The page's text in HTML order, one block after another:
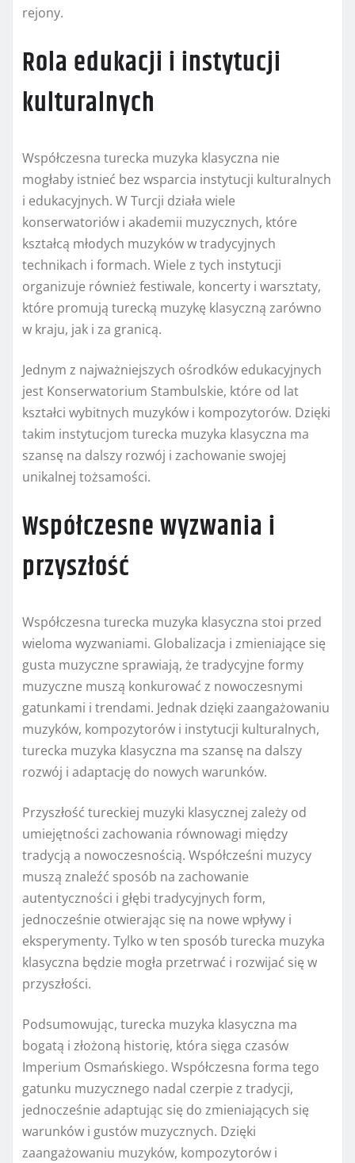
rejony.
Rola edukacji i instytucji
kulturalnych
Współczesna turecka muzyka klasyczna nie
mogłaby istnieć bez wsparcia instytucji kulturalnych
i edukacyjnych. W Turcji działa wiele
konserwatoriów i akademii muzycznych, które
kształcą młodych muzyków w tradycyjnych
technikach i formach. Wiele z tych instytucji
organizuje również festiwale, koncerty i warsztaty,
które promują turecką muzykę klasyczną zarówno
w kraju, jak i za granicą.
Jednym z najważniejszych ośrodków edukacyjnych
jest Konserwatorium Stambulskie, które od lat
kształci wybitnych muzyków i kompozytorów. Dzięki
takim instytucjom turecka muzyka klasyczna ma
szansę na dalszy rozwój i zachowanie swojej
unikalnej tożsamości.
Współczesne wyzwania i
przyszłość
Współczesna turecka muzyka klasyczna stoi przed
wieloma wyzwaniami. Globalizacja i zmieniające się
gusta muzyczne sprawiają, że tradycyjne formy
muzyczne muszą konkurować z nowoczesnymi
gatunkami i trendami. Jednak dzięki zaangażowaniu
muzyków, kompozytorów i instytucji kulturalnych,
turecka muzyka klasyczna ma szansę na dalszy
rozwój i adaptację do nowych warunków.
Przyszłość tureckiej muzyki klasycznej zależy od
umiejętności zachowania równowagi między
tradycją a nowoczesnością. Współcześni muzycy
muszą znaleźć sposób na zachowanie
autentyczności i głębi tradycyjnych form,
jednocześnie otwierając się na nowe wpływy i
eksperymenty. Tylko w ten sposób turecka muzyka
klasyczna będzie mogła przetrwać i rozwijać się w
przyszłości.
Podsumowując, turecka muzyka klasyczna ma
bogatą i złożoną historię, która sięga czasów
Imperium Osmańskiego. Współczesna forma tego
gatunku muzycznego nadal czerpie z tradycji,
jednocześnie adaptując się do zmieniających się
warunków i gustów muzycznych. Dzięki
zaangażowaniu muzyków, kompozytorów i